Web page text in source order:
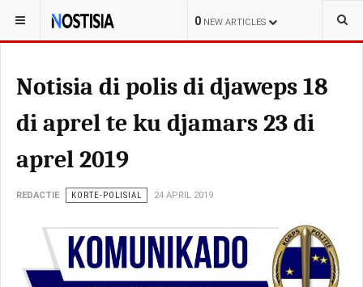
0 NEW ARTICLES
YOU ARE HERE: BONAIRE
Notisia di polis di djaweps 18
di aprel te ku djamars 23 di
aprel 2019
REDACTIE KORTE-POLISIAL 24 APRIL 2019